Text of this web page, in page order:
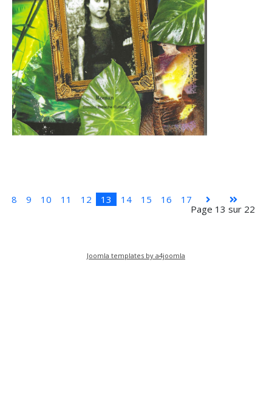
Page 13 sur 22
8 9 10 11 12 13 14 15 16 17
Joomla templates by a4joomla